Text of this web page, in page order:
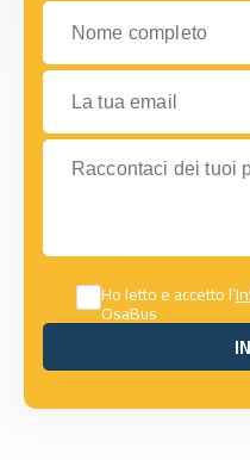
Nome completo
La tua email
Raccontaci dei tuoi piani
Ho letto e accetto l’
OsaBus